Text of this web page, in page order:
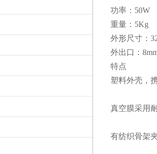
功率：50W
重量：5Kg
外形尺寸：
外出口：
特点
塑料外壳，
真空膜采用
有纺织骨架